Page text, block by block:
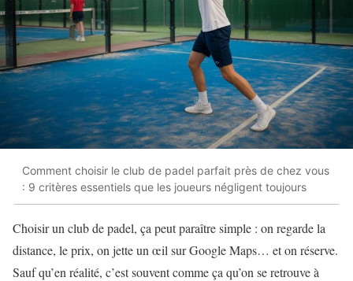
Comment choisir le club de padel parfait près de chez vous
: 9 critères essentiels que les joueurs négligent toujours
Choisir un club de padel, ça peut paraître simple : on regarde la
distance, le prix, on jette un œil sur Google Maps… et on réserve.
Sauf qu’en réalité, c’est souvent comme ça qu’on se retrouve à